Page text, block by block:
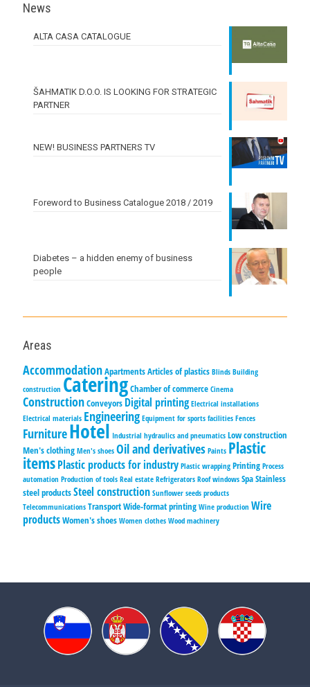
News
ALTA CASA CATALOGUE
ŠAHMATIK D.O.O. IS LOOKING FOR STRATEGIC
PARTNER
NEW! BUSINESS PARTNERS TV
Foreword to Business Catalogue 2018 / 2019
Diabetes – a hidden enemy of business
people
Areas
AccommodationApartmentsArticles of plastics Blinds Building
construction CateringChamber of commerce Cinema
ConstructionConveyors Digital printing Electrical installations
Electrical materials Engineering Equipment for sports facilities Fences
FurnitureHotel Industrial hydraulics and pneumatics Low construction
Men's clothing Men's shoes Oil and derivatives Paints Plastic
itemsPlastic products for industry Plastic wrapping Printing Process
automation Production of tools Real estate Refrigerators Roof windows SpaStainless
steel productsSteel construction Sunflower seeds products
Telecommunications TransportWide-format printing Wine production Wire
productsWomen's shoes Women clothes Wood machinery